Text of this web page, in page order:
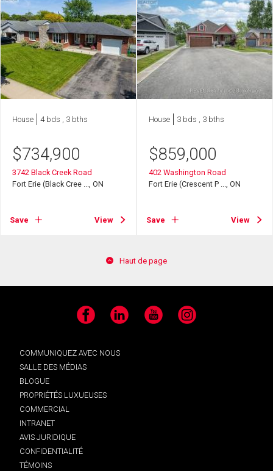
House 4 bds , 3 bths
$734,900
3742 Black Creek Road
Fort Erie (Black Cree ..., ON
Save View
House 3 bds , 3 bths
$859,000
402 Washington Road
Fort Erie (Crescent P ..., ON
Save View
Haut de page
Facebook LinkedIn YouTube Instagram
COMMUNIQUEZ AVEC NOUS
SALLE DES MÉDIAS
BLOGUE
PROPRIÉTÉS LUXUEUSES
COMMERCIAL
INTRANET
AVIS JURIDIQUE
CONFIDENTIALITÉ
TÉMOINS